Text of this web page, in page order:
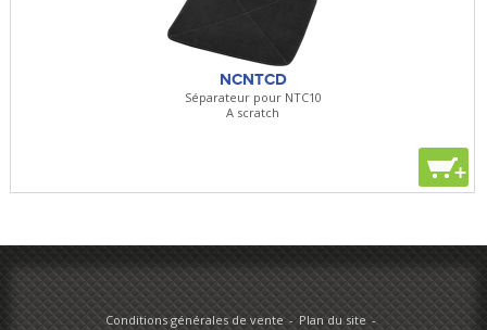
NCNTCD
Séparateur pour NTC10
A scratch
+
Conditions générales de vente
Plan du site